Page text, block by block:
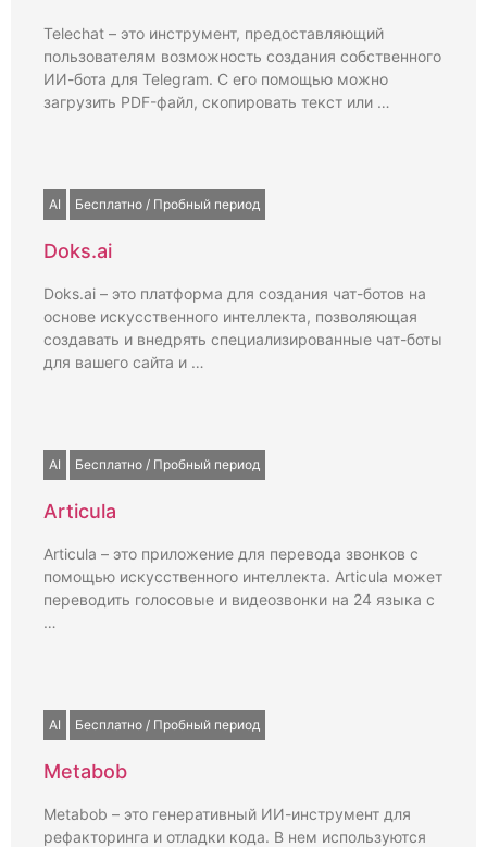
Telechat – это инструмент, предоставляющий
пользователям возможность создания собственного
ИИ-бота для Telegram. С его помощью можно
загрузить PDF-файл, скопировать текст или …
AI Бесплатно / Пробный период
Doks.ai
Doks.ai – это платформа для создания чат-ботов на
основе искусственного интеллекта, позволяющая
создавать и внедрять специализированные чат-боты
для вашего сайта и …
AI Бесплатно / Пробный период
Articula
Articula – это приложение для перевода звонков с
помощью искусственного интеллекта. Articula может
переводить голосовые и видеозвонки на 24 языка с
…
AI Бесплатно / Пробный период
Metabob
Metabob – это генеративный ИИ-инструмент для
рефакторинга и отладки кода. В нем используются